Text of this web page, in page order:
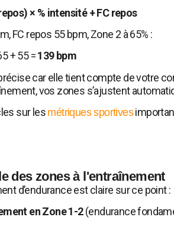
× % intensité + FC repos
FC repos 55 bpm, Zone 2 à 65% :
+ 55 =139 bpm
car elle tient compte de votre
vos zones s’ajustent
sur les métriques sportives
des zones à l'entraînement
d’endurance est claire sur ce point :
en Zone 1-2(endurance